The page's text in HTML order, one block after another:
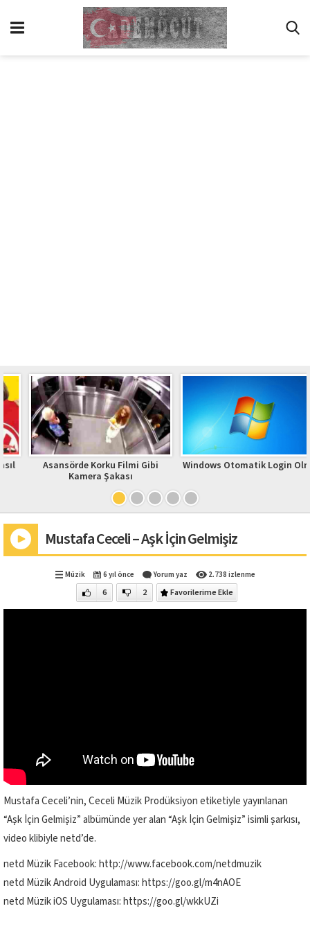
Asansörde Korku Filmi Gibi
Kamera Şakası
Windows Otomatik Login Olmak
Mustafa Ceceli – Aşk İçin Gelmişiz
Müzik 6 yıl önce Yorum yaz 2.738 izlenme
6 2 Favorilerime Ekle
Mustafa Ceceli’nin, Ceceli Müzik Prodüksiyon etiketiyle yayınlanan
“Aşk İçin Gelmişiz” albümünde yer alan “Aşk İçin Gelmişiz” isimli şarkısı,
video klibiyle netd’de.
netd Müzik Facebook: http://www.facebook.com/netdmuzik
netd Müzik Android Uygulaması: https://goo.gl/m4nAOE
netd Müzik iOS Uygulaması: https://goo.gl/wkkUZi